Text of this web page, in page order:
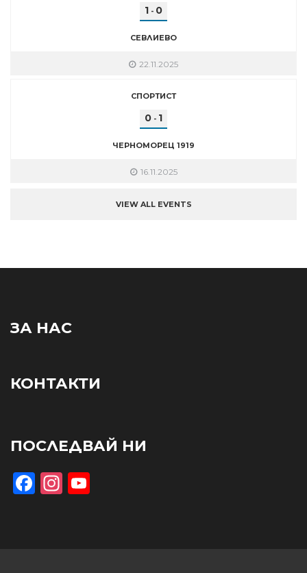
1 - 0
СЕВЛИЕВО
22.11.2025
СПОРТИСТ
0 - 1
ЧЕРНОМОРЕЦ 1919
16.11.2025
VIEW ALL EVENTS
ЗА НАС
КОНТАКТИ
ПОСЛЕДВАЙ НИ
Facebook
Instagram